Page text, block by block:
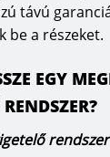
távú
be a részeket.
EGY